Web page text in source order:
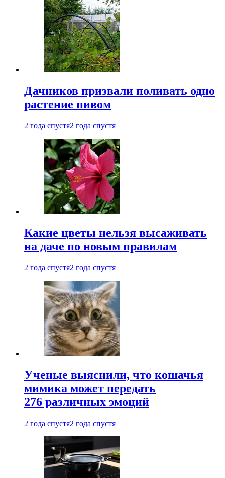
Дачников призвали поливать одно
растение пивом
2 года спустя2 года спустя
Какие цветы нельзя высаживать
на даче по новым правилам
2 года спустя2 года спустя
Ученые выяснили, что кошачья
мимика может передать
276 различных эмоций
2 года спустя2 года спустя